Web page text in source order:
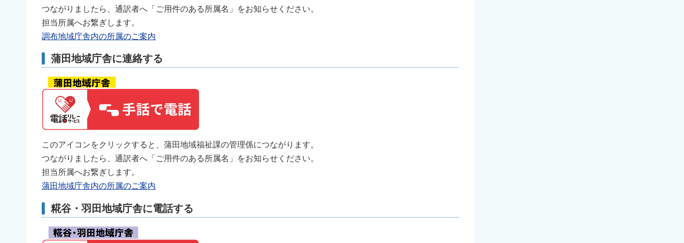
つながりましたら、通訳者へ「ご用件のある所属名」をお知らせください。
担当所属へお繋ぎします。
調布地域庁舎内の所属のご案内
蒲田地域庁舎に連絡する
このアイコンをクリックすると、蒲田地域福祉課の管理係につながります。
つながりましたら、通訳者へ「ご用件のある所属名」をお知らせください。
担当所属へお繋ぎします。
蒲田地域庁舎内の所属のご案内
糀谷・羽田地域庁舎に電話する